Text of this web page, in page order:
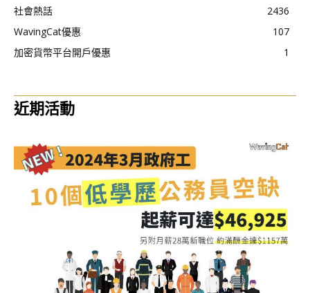
社會熱話
2436
WavingCat優惠
107
加密貨幣平台開戶優惠
1
近期活動